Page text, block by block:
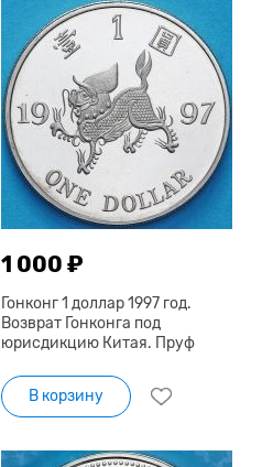
1 000 ₽
Гонконг 1 доллар 1997 год.
Возврат Гонконга под
юрисдикцию Китая. Пруф
В корзину